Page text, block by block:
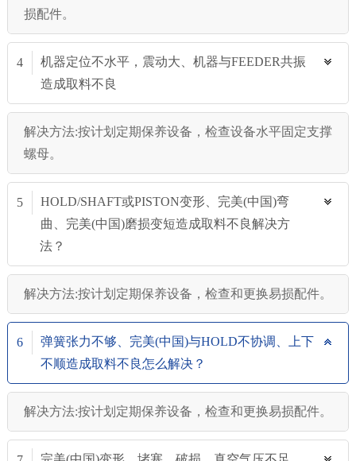
损配件。
4
机器定位不水平，震动大、机器与FEEDER共振
造成取料不良
解决方法:按计划定期保养设备，检查设备水平固定支撑
螺母。
5
HOLD/SHAFT或PISTON变形、完美(中国)弯
曲、完美(中国)磨损变短造成取料不良解决方
法？
解决方法:按计划定期保养设备，检查和更换易损配件。
6
弹簧张力不够、完美(中国)与HOLD不协调、上下
不顺造成取料不良怎么解决？
解决方法:按计划定期保养设备，检查和更换易损配件。